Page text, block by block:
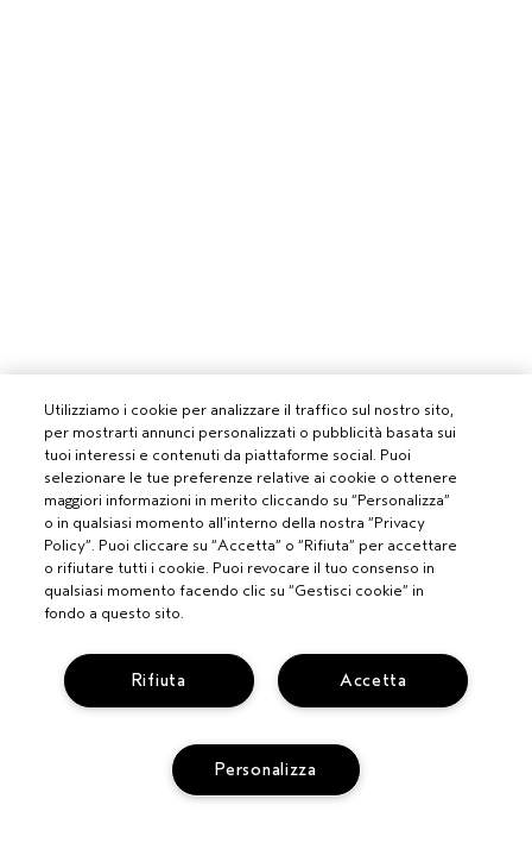
PROFESSIONISTI
DIVENTA UN SALONE AVEDA
BISOGNO DI AIUTO?
CHATTA CON NOI
SCOPRI IL CANALE PIÚ INDICATO PER LA TUA RICHIESTA
CONTATTA IL PRODUTTORE
RESI E SOSTITUZIONI
SERVIZIO CLIENTI
TERMINI E CONDIZIONI
POLITICA SULLA PRIVACY
PUBBLICITÀ BASATA SUGLI INTERESSI
REG. PROMO AVEDA FY27
Utilizziamo i cookie per analizzare il traffico sul nostro sito,
per mostrarti annunci personalizzati o pubblicità basata sui
tuoi interessi e contenuti da piattaforme social. Puoi
selezionare le tue preferenze relative ai cookie o ottenere
maggiori informazioni in merito cliccando su “Personalizza”
o in qualsiasi momento all’interno della nostra “Privacy
Policy”. Puoi cliccare su “Accetta” o “Rifiuta” per accettare
o rifiutare tutti i cookie. Puoi revocare il tuo consenso in
qualsiasi momento facendo clic su “Gestisci cookie” in
fondo a questo sito.
Accetta
Rifiuta
Personalizza